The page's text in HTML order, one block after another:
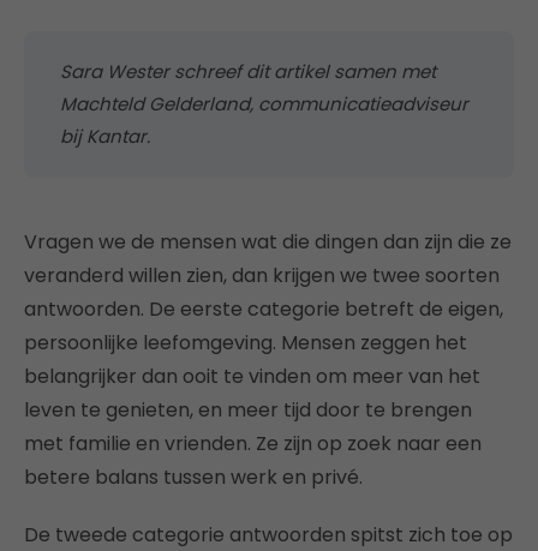
Sara Wester schreef dit artikel samen met
Machteld Gelderland, communicatieadviseur
bij Kantar.
Vragen we de mensen wat die dingen dan zijn die ze
veranderd willen zien, dan krijgen we twee soorten
antwoorden. De eerste categorie betreft de eigen,
persoonlijke leefomgeving. Mensen zeggen het
belangrijker dan ooit te vinden om meer van het
leven te genieten, en meer tijd door te brengen
met familie en vrienden. Ze zijn op zoek naar een
betere balans tussen werk en privé.
De tweede categorie antwoorden spitst zich toe op